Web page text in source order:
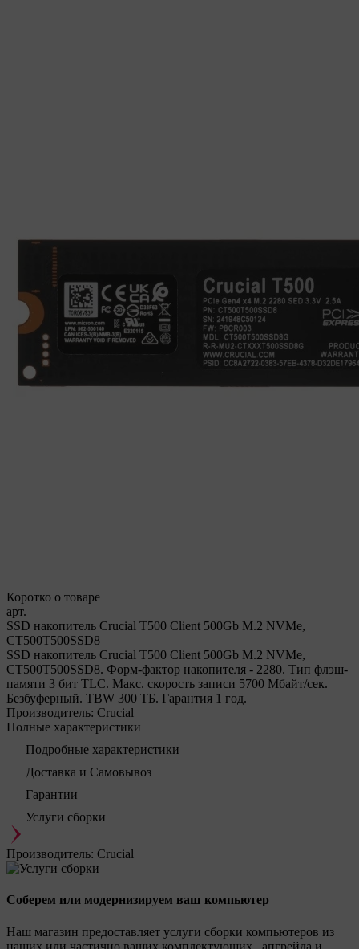
Коротко о товаре
арт.
SSD накопитель Crucial T500 Client 500Gb M.2 NVMe,
CT500T500SSD8
SSD накопитель Crucial T500 Client 500Gb M.2 NVMe,
CT500T500SSD8. Форм-фактор накопителя - 2280. Тип флэш-
памяти 3 бит TLC. Макс. скорость записи 5700 Мбайт/сек.
Безбуферный. TBW 300 ТБ. Гарантия 1 год.
Производитель: Crucial
Полные характеристики
Подробные характеристики
Доставка и Самовывоз
Гарантии
Услуги сборки
Производитель: Crucial
Соберем или модернизируем ваш компьютер
Наш магазин предоставляет услуги сборки компьютеров из
наших или частично ваших комплектующих , апгрейда и